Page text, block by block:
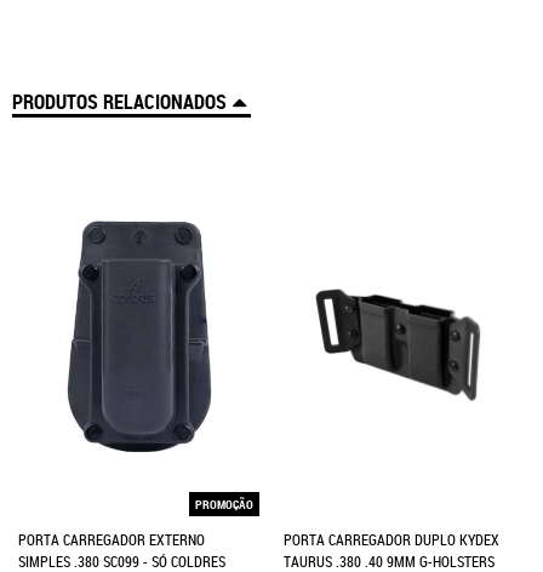
PRODUTOS RELACIONADOS
PROMOÇÃO
PORTA CARREGADOR EXTERNO
SIMPLES .380 SC099 - SÓ COLDRES
PORTA CARREGADOR DUPLO KYDEX
TAURUS .380 .40 9MM G-HOLSTERS